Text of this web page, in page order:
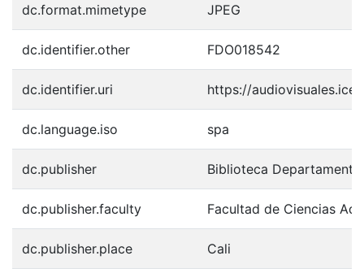
dc.format.mimetype JPEG
dc.identifier.other FDO018542
dc.identifier.uri https://
dc.language.iso spa
dc.publisher Biblioteca
dc.publisher.faculty Facultad de Ciencias
dc.publisher.place Cali